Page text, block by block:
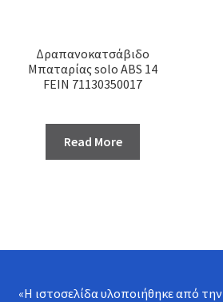
Δραπανοκατσάβιδο
Μπαταρίας solo ABS 14
FEIN 71130350017
Read More
«Η ιστοσελίδα υλοποιήθηκε από την